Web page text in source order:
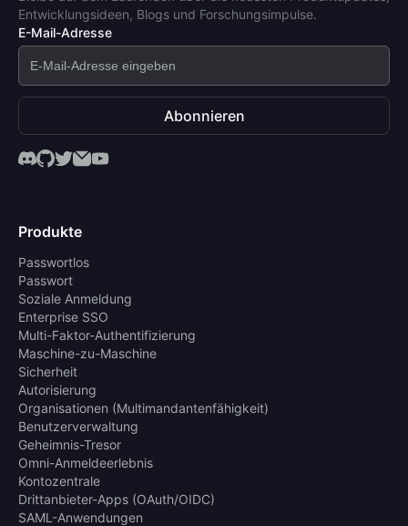
Entwicklungsideen, Blogs und Forschungsimpulse.
E-Mail-Adresse
Abonnieren
Produkte
Passwortlos
Passwort
Soziale Anmeldung
Enterprise SSO
Multi-Faktor-Authentifizierung
Maschine-zu-Maschine
Sicherheit
Autorisierung
Organisationen (Multimandantenfähigkeit)
Benutzerverwaltung
Geheimnis-Tresor
Omni-Anmeldeerlebnis
Kontozentrale
Drittanbieter-Apps (OAuth/OIDC)
SAML-Anwendungen